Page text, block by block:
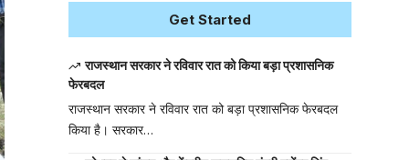
Get Started
राजस्थान सरकार ने रविवार रात को किया बड़ा प्रशासनिक
फेरबदल
राजस्थान सरकार ने रविवार रात को बड़ा प्रशासनिक फेरबदल
किया है। सरकार…